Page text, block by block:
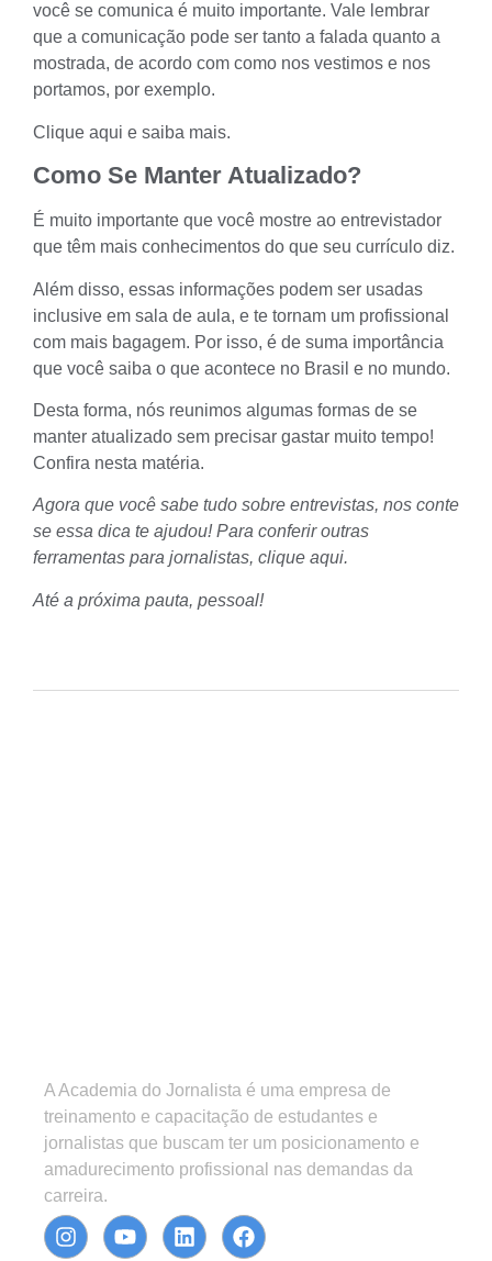
você se comunica é muito importante. Vale lembrar
que a comunicação pode ser tanto a falada quanto a
mostrada, de acordo com como nos vestimos e nos
portamos, por exemplo.
Clique aqui e saiba mais.
Como Se Manter Atualizado?
É muito importante que você mostre ao entrevistador
que têm mais conhecimentos do que seu currículo diz.
Além disso, essas informações podem ser usadas
inclusive em sala de aula, e te tornam um profissional
com mais bagagem. Por isso, é de suma importância
que você saiba o que acontece no Brasil e no mundo.
Desta forma, nós reunimos algumas formas de se
manter atualizado sem precisar gastar muito tempo!
Confira nesta matéria.
Agora que você sabe tudo sobre entrevistas, nos conte
se essa dica te ajudou! Para conferir outras
ferramentas para jornalistas, clique aqui.
Até a próxima pauta, pessoal!
A Academia do Jornalista é uma empresa de
treinamento e capacitação de estudantes e
jornalistas que buscam ter um posicionamento e
amadurecimento profissional nas demandas da
carreira.